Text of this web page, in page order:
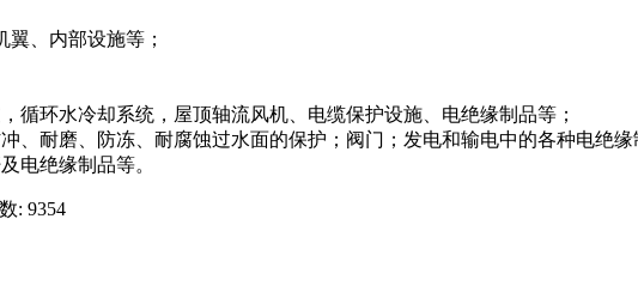
、内部设施等；
循环水冷却系统，屋顶轴流风机、电缆保护设施、电绝缘制品等；
、耐磨、防冻、耐腐蚀过水面的保护；阀门；发电和输电中的各种电绝
电绝缘制品等。
: 9354